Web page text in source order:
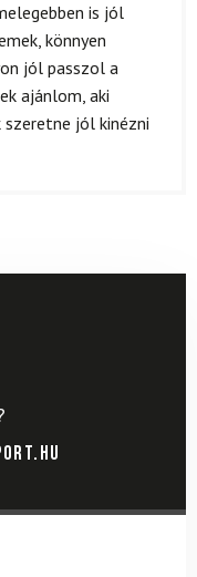
is jól
könnyen
jól passzol a
ajánlom, aki
jól kinézni